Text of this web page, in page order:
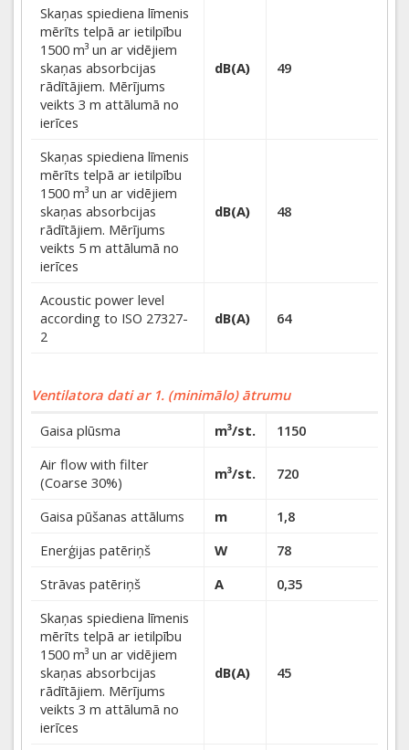
Skaņas spiediena līmenis
mērīts telpā ar ietilpību
1500 m³ un ar vidējiem
skaņas absorbcijas
rādītājiem. Mērījums
veikts 3 m attālumā no
ierīces
dB(A) 49
Skaņas spiediena līmenis
mērīts telpā ar ietilpību
1500 m³ un ar vidējiem
skaņas absorbcijas
rādītājiem. Mērījums
veikts 5 m attālumā no
ierīces
dB(A) 48
Acoustic power level
according to ISO 27327-
2
dB(A) 64
Ventilatora dati ar 1. (minimālo) ātrumu
Gaisa plūsma
m³/st.
1150
Air flow with filter
(Coarse 30%)
m³/st. 720
Gaisa pūšanas attālums m
1,8
Enerģijas patēriņš
W
78
Strāvas patēriņš
A
0,35
Skaņas spiediena līmenis
mērīts telpā ar ietilpību
1500 m³ un ar vidējiem
skaņas absorbcijas
rādītājiem. Mērījums
veikts 3 m attālumā no
ierīces
dB(A) 45